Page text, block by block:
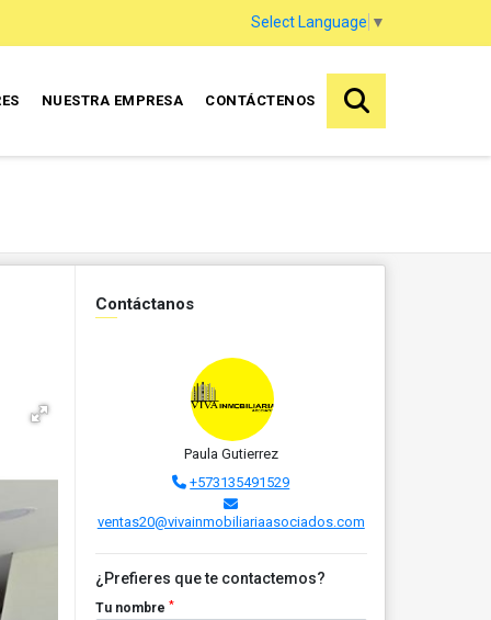
Select Language ▼
NUESTRA EMPRESA CONTÁCTENOS
Contáctanos
Paula Gutierrez
+573135491529
ventas20@vivainmobiliariaasociados.com
¿Prefieres que te contactemos?
Tu nombre *